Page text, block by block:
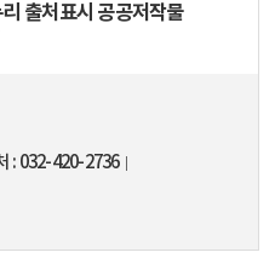
출처표시 공공저작물
032-420-2736